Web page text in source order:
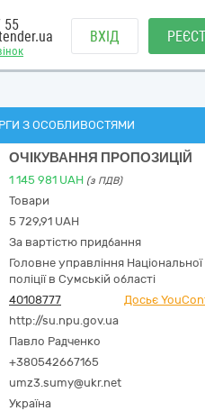
55
ВХІД
З ОСОБЛИВОСТЯМИ
ОЧІКУВАННЯ ПРОПОЗИЦІЙ
1 145 981 UAH (з ПДВ)
Товари
5 729,91 UAH
За вартістю придбання
Головне управління Національної
поліції в Сумській області
40108777
Досьє
http://su.npu.gov.ua
Павло Радченко
+380542667165
umz3.sumy@ukr.net
Україна